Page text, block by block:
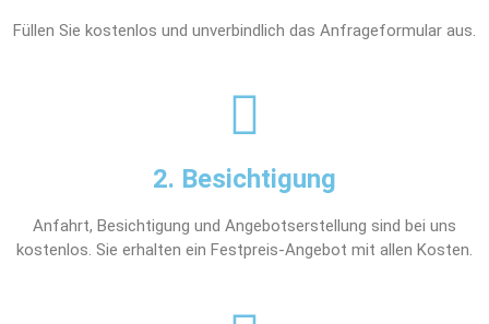
Füllen Sie kostenlos und unverbindlich das Anfrageformular aus.
2. Besichtigung
Anfahrt, Besichtigung und Angebotserstellung sind bei uns
kostenlos. Sie erhalten ein Festpreis-Angebot mit allen Kosten.